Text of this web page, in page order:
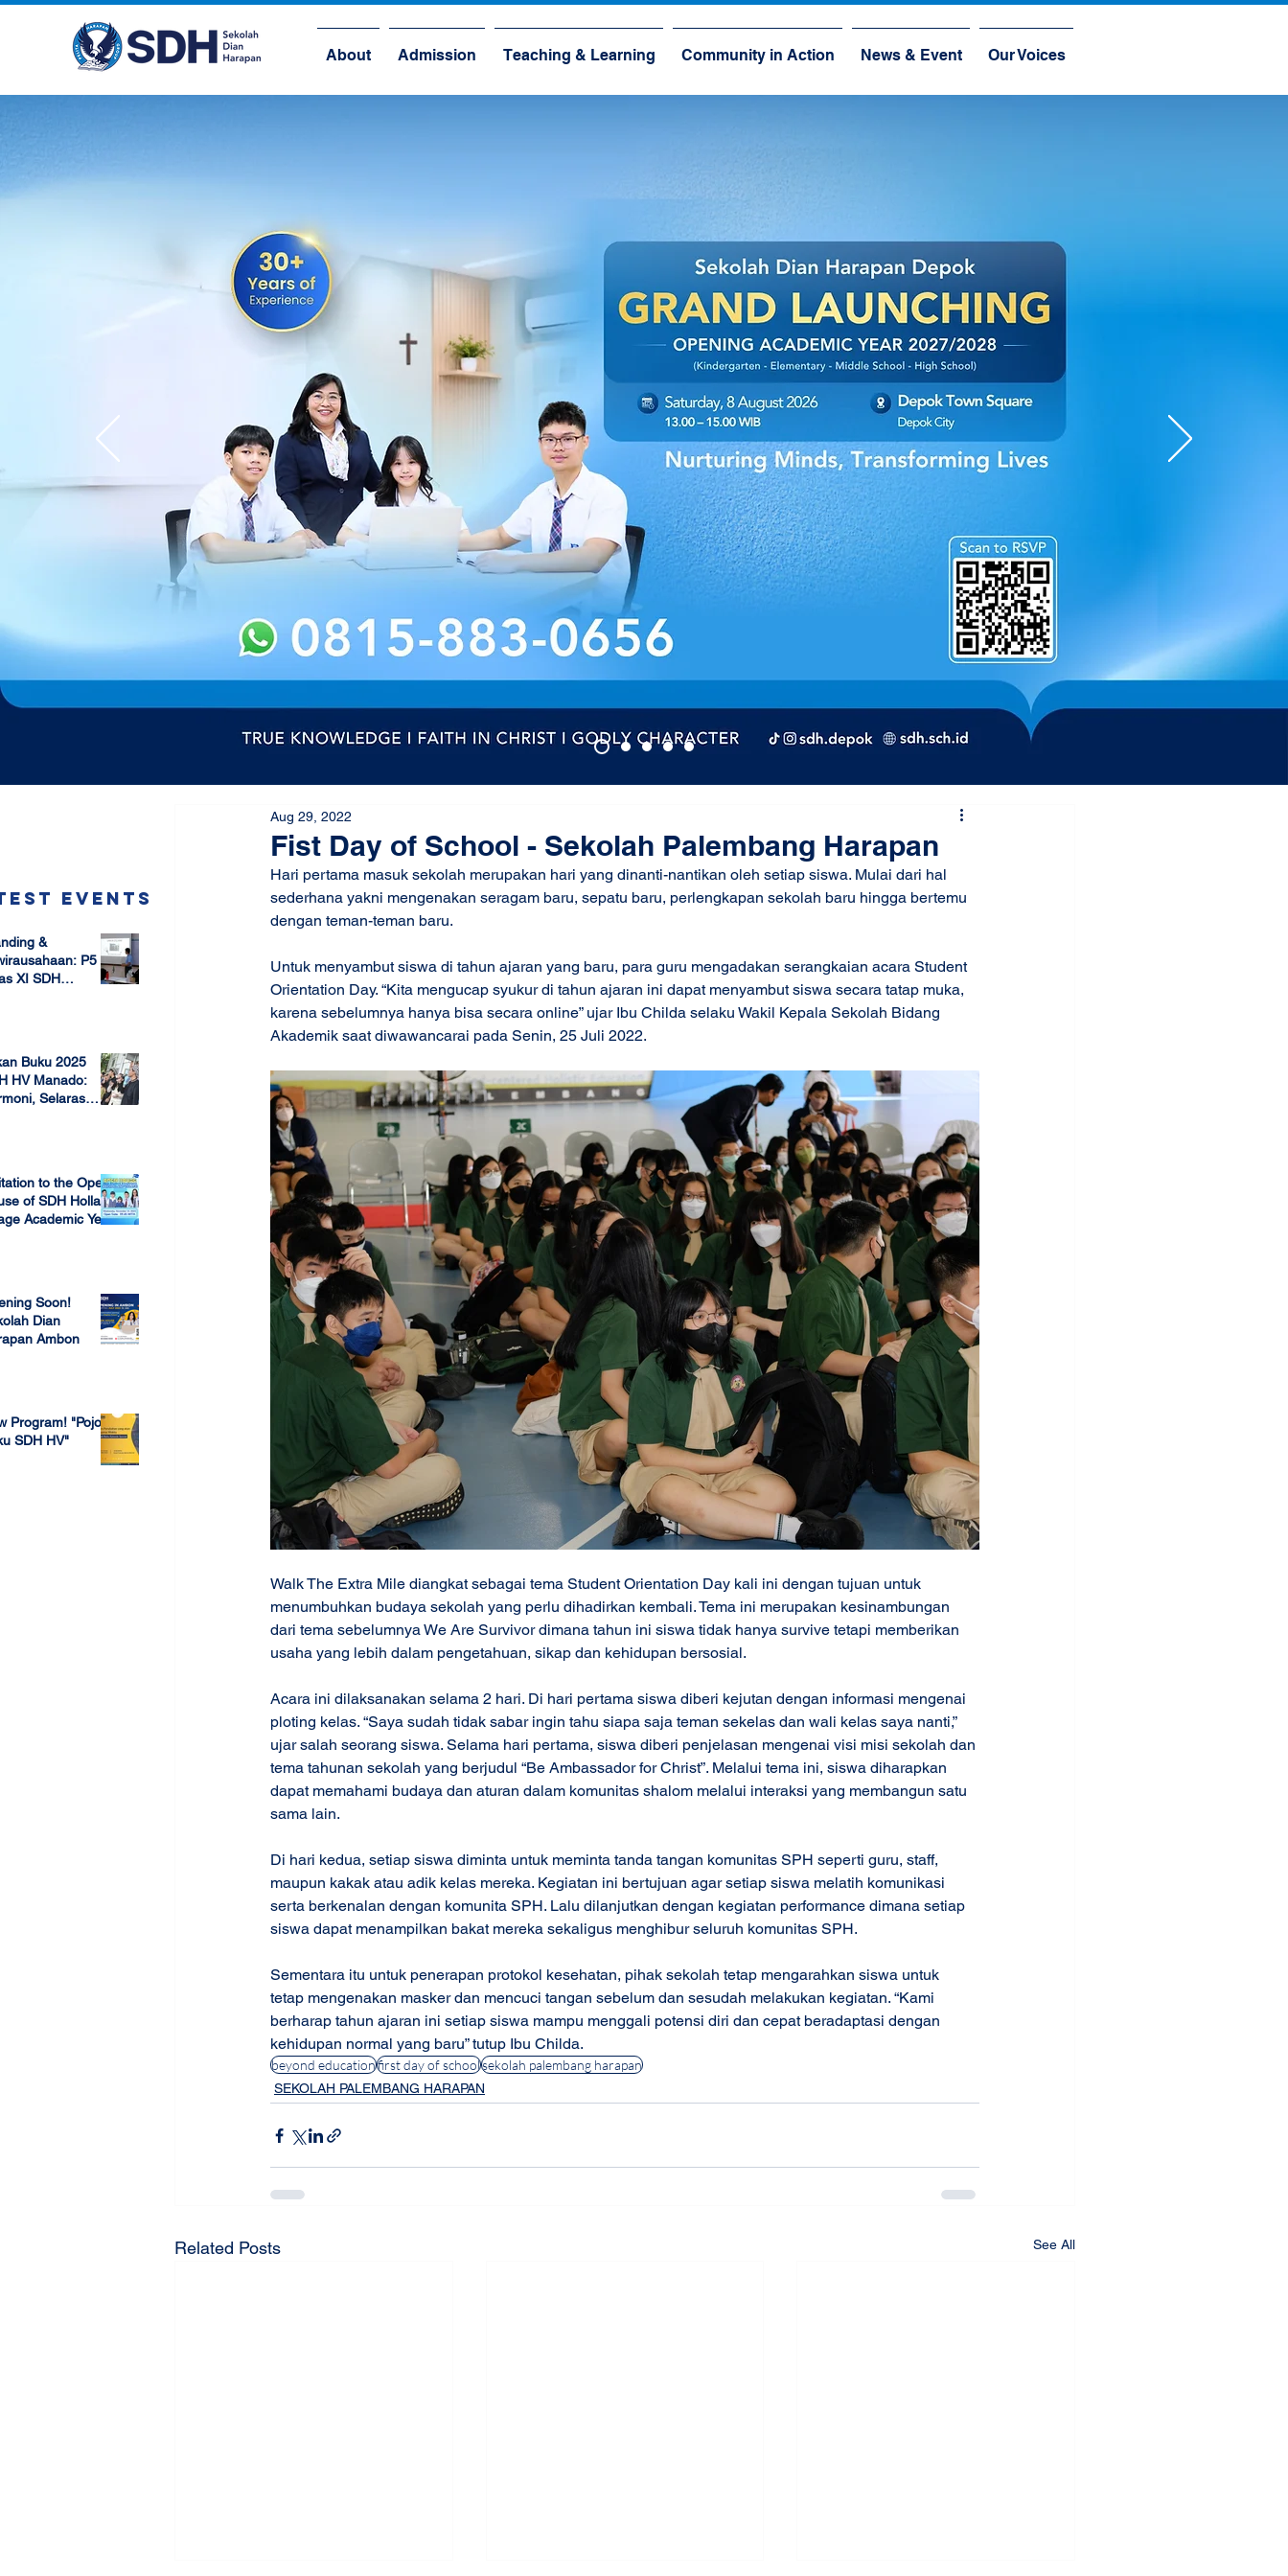
About Admission Teaching & Learning Community in Action News & Event Our Voices
Events
&
P5
XI SDH
Buku 2025
HV Manado:
Selaras
to the Open
of SDH Holland
Academic Year
Soon!
Dian
Ambon
Program! "Pojok
SDH HV"
Fist Day of School - Sekolah Palembang Harapan
Aug 29, 2022
Hari pertama masuk sekolah merupakan hari yang dinanti-nantikan oleh setiap siswa. Mulai dari hal
sederhana yakni mengenakan seragam baru, sepatu baru, perlengkapan sekolah baru hingga bertemu
dengan teman-teman baru.
Untuk menyambut siswa di tahun ajaran yang baru, para guru mengadakan serangkaian acara Student
Orientation Day. “Kita mengucap syukur di tahun ajaran ini dapat menyambut siswa secara tatap muka,
karena sebelumnya hanya bisa secara online” ujar Ibu Childa selaku Wakil Kepala Sekolah Bidang
Akademik saat diwawancarai pada Senin, 25 Juli 2022.
Walk The Extra Mile diangkat sebagai tema Student Orientation Day kali ini dengan tujuan untuk
menumbuhkan budaya sekolah yang perlu dihadirkan kembali. Tema ini merupakan kesinambungan
dari tema sebelumnya We Are Survivor dimana tahun ini siswa tidak hanya survive tetapi memberikan
usaha yang lebih dalam pengetahuan, sikap dan kehidupan bersosial.
Acara ini dilaksanakan selama 2 hari. Di hari pertama siswa diberi kejutan dengan informasi mengenai
ploting kelas. “Saya sudah tidak sabar ingin tahu siapa saja teman sekelas dan wali kelas saya nanti,”
ujar salah seorang siswa. Selama hari pertama, siswa diberi penjelasan mengenai visi misi sekolah dan
tema tahunan sekolah yang berjudul “Be Ambassador for Christ”. Melalui tema ini, siswa diharapkan
dapat memahami budaya dan aturan dalam komunitas shalom melalui interaksi yang membangun satu
sama lain.
Di hari kedua, setiap siswa diminta untuk meminta tanda tangan komunitas SPH seperti guru, staff,
maupun kakak atau adik kelas mereka. Kegiatan ini bertujuan agar setiap siswa melatih komunikasi
serta berkenalan dengan komunita SPH. Lalu dilanjutkan dengan kegiatan performance dimana setiap
siswa dapat menampilkan bakat mereka sekaligus menghibur seluruh komunitas SPH.
Sementara itu untuk penerapan protokol kesehatan, pihak sekolah tetap mengarahkan siswa untuk
tetap mengenakan masker dan mencuci tangan sebelum dan sesudah melakukan kegiatan. “Kami
berharap tahun ajaran ini setiap siswa mampu menggali potensi diri dan cepat beradaptasi dengan
kehidupan normal yang baru” tutup Ibu Childa.
beyond educationfirst day of schoolsekolah palembang harapan
SEKOLAH PALEMBANG HARAPAN
Related Posts See All